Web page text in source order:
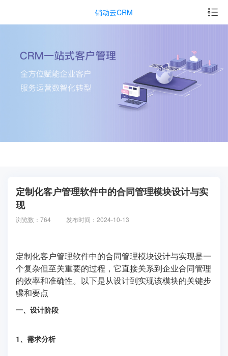
销动云CRM
定制化客户管理软件中的合同管理模块设计与实
现
浏览数：764 发布时间：2024-10-13
定制化客户管理软件中的合同管理模块设计与实现是一
个复杂但至关重要的过程，它直接关系到企业合同管理
的效率和准确性。以下是从设计到实现该模块的关键步
骤和要点
一、设计阶段
1、需求分析